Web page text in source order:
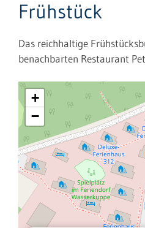
Frühstück
Das reichhaltige
benachbarten Restaurant
+
−